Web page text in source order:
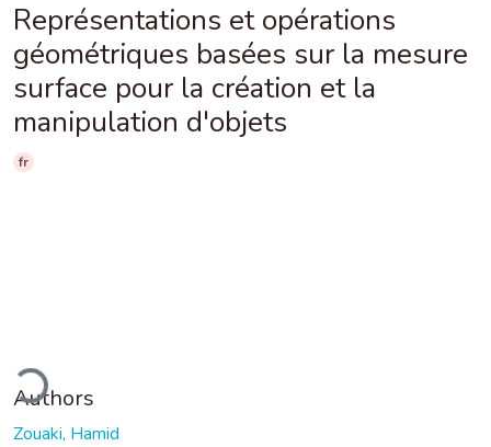
Représentations et opérations
géométriques basées sur la mesure
surface pour la création et la
manipulation d'objets
fr
Authors
Zouaki, Hamid